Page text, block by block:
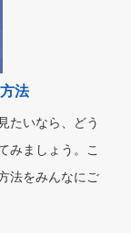
法
たいなら、どう
みましょう。こ
法をみんなにご